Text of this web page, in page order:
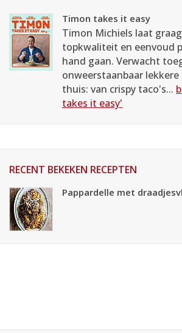
Timon takes it easy
Timon Michiels laat
topkwaliteit en eenvoud
hand gaan. Verwacht
onweerstaanbaar
thuis: van crispy taco's...
takes it easy'
RECENT BEKEKEN RECEPTEN
Pappardelle met